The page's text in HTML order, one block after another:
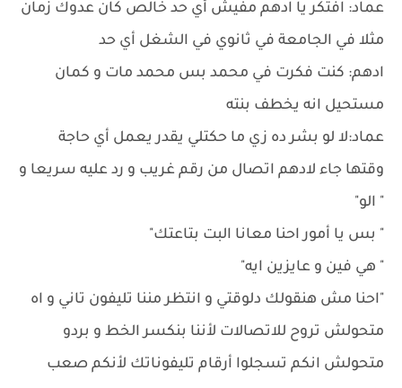
عماد: افتكر يا ادهم مفيش أي حد خالص كان عدوك زمان
مثلا في الجامعة في ثانوي في الشغل أي حد
ادهم: كنت فكرت في محمد بس محمد مات و كمان
مستحيل انه يخطف بنته
عماد:لا لو بشر ده زي ما حكتلي يقدر يعمل أي حاجة
وقتها جاء لادهم اتصال من رقم غريب و رد عليه سريعا و
" الو"
" بس يا أمور احنا معانا البت بتاعتك"
" هي فين و عايزين ايه"
"احنا مش هنقولك دلوقتي و انتظر مننا تليفون تاني و اه
متحولش تروح للاتصالات لأننا بنكسر الخط و بردو
متحولش انكم تسجلوا أرقام تليفوناتك لأنكم صعب